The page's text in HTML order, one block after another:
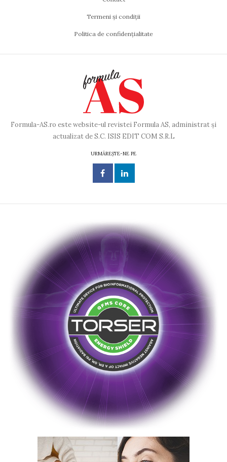
Termeni și condiții
Politica de confidențialitate
Formula-AS.ro este website-ul revistei Formula AS, administrat și
actualizat de S.C. ISIS EDIT COM S.R.L
URMĂREȘTE-NE PE